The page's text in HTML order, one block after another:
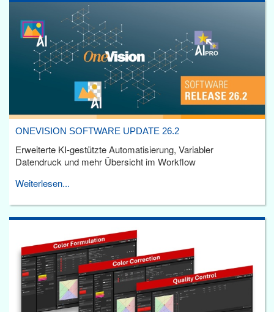
ONEVISION SOFTWARE UPDATE 26.2
Erweiterte KI-gestützte Automatisierung, Variabler
Datendruck und mehr Übersicht im Workflow
Weiterlesen...